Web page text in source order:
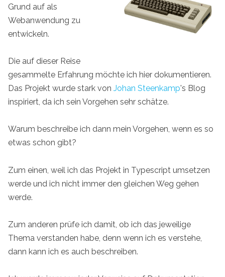
Grund auf als
Webanwendung zu
entwickeln.
Die auf dieser Reise
gesammelte Erfahrung möchte ich hier dokumentieren.
Das Projekt wurde stark von Johan Steenkamp's Blog
inspiriert, da ich sein Vorgehen sehr schätze.
Warum beschreibe ich dann mein Vorgehen, wenn es so
etwas schon gibt?
Zum einen, weil ich das Projekt in Typescript umsetzen
werde und ich nicht immer den gleichen Weg gehen
werde.
Zum anderen prüfe ich damit, ob ich das jeweilige
Thema verstanden habe, denn wenn ich es verstehe,
dann kann ich es auch beschreiben.